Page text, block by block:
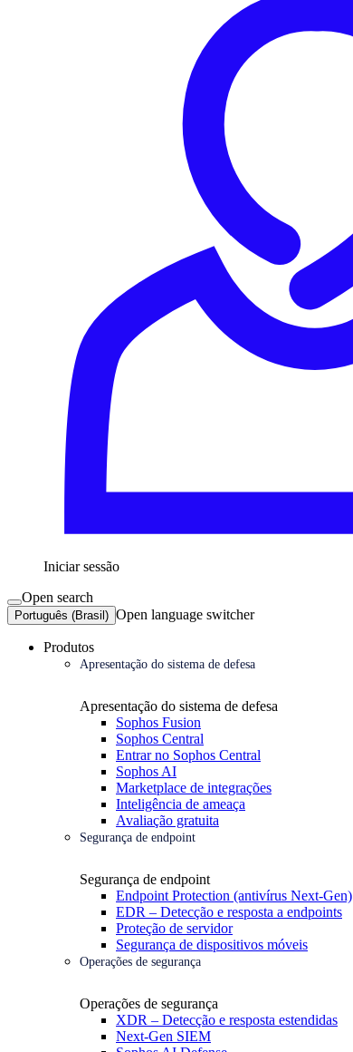
Iniciar sessão
Open search
Português (Brasil) Open language switcher
Produtos
Apresentação do sistema de defesa
Apresentação do sistema de defesa
Sophos Fusion
Sophos Central
Entrar no Sophos Central
Sophos AI
Marketplace de integrações
Inteligência de ameaça
Avaliação gratuita
Segurança de endpoint
Segurança de endpoint
Endpoint Protection (antivírus Next-Gen)
EDR – Detecção e resposta a endpoints
Proteção de servidor
Segurança de dispositivos móveis
Operações de segurança
Operações de segurança
XDR – Detecção e resposta estendidas
Next-Gen SIEM